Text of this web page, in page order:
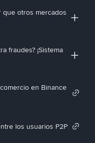
que otros mercados
fraudes? ¡Sistema
en Binance
los usuarios P2P